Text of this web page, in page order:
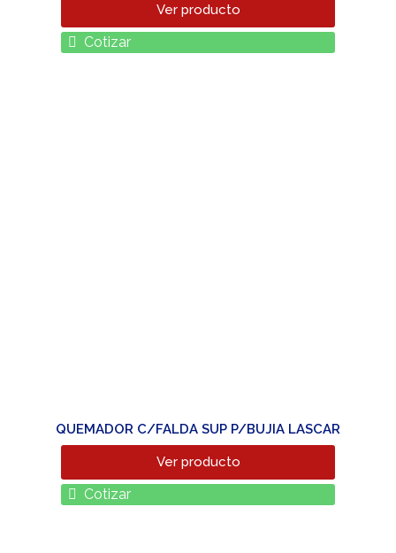
Ver producto
Cotizar
QUEMADOR C/FALDA SUP P/BUJIA LASCAR
Ver producto
Cotizar